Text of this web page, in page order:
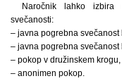
Naročnik lahko izbira
svečanosti:
– javna pogrebna svečanost
– javna pogrebna svečanost
– pokop v družinskem krogu,
– anonimen pokop.